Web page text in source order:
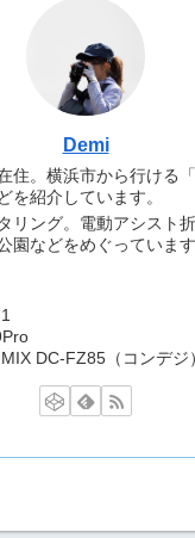
Demi
住。横浜市から行ける
を紹介しています。
リング。電動アシスト
園などをめぐっています
DC-FZ85（コンデジ